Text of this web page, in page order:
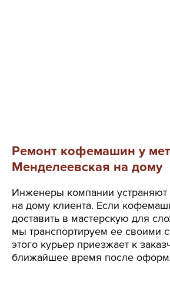
Ремонт кофемашин у
Менделеевская на дому
Инженеры компании устраняют
на дому клиента. Если
доставить в мастерскую для
мы транспортируем ее своими
этого курьер приезжает к
ближайшее время после